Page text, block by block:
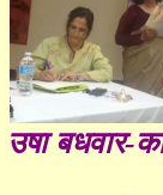
उषा बधवार-